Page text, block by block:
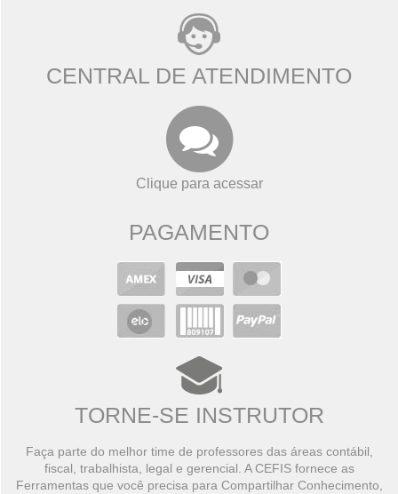
CENTRAL DE ATENDIMENTO
Clique para acessar
PAGAMENTO
TORNE-SE INSTRUTOR
Faça parte do melhor time de professores das áreas contábil,
fiscal, trabalhista, legal e gerencial. A CEFIS fornece as
Ferramentas que você precisa para Compartilhar Conhecimento,